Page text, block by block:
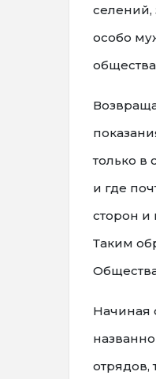
особо
только в
и где
сторон и
Таким
Начиная
отрядов,